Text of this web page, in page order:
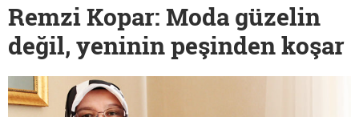
Remzi Kopar: Moda güzelin
değil, yeninin peşinden koşar